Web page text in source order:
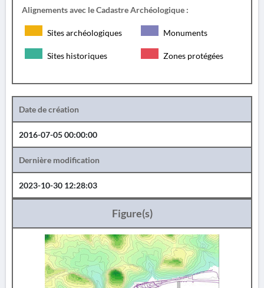
Alignements avec le Cadastre Archéologique :
Sites archéologiques Monuments
Sites historiques Zones protégées
Date de création
2016-07-05 00:00:00
Dernière modification
2023-10-30 12:28:03
Figure(s)